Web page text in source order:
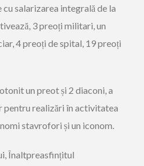
salarizarea integrală de la
3 preoți militari, un
4 preoți de spital, 19 preoți
un preot și 2 diaconi, a
pentru realizări în activitatea
stavrofori și un iconom.
Înaltpreasfințitul